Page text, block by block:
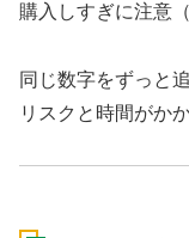
購入しすぎに注意
同じ数字をずっと
リスクと時間がか